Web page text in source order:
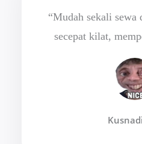
“Mudah sekali sewa
secepat kilat,